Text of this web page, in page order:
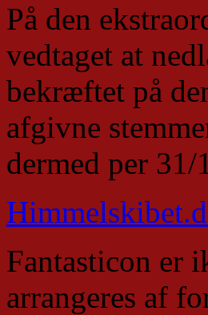
På den
vedtaget at
bekræftet på
afgivne
dermed per
Fantasticon er
arrangeres af